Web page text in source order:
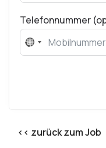
<< zurück zum Job
Telefonnummer
No